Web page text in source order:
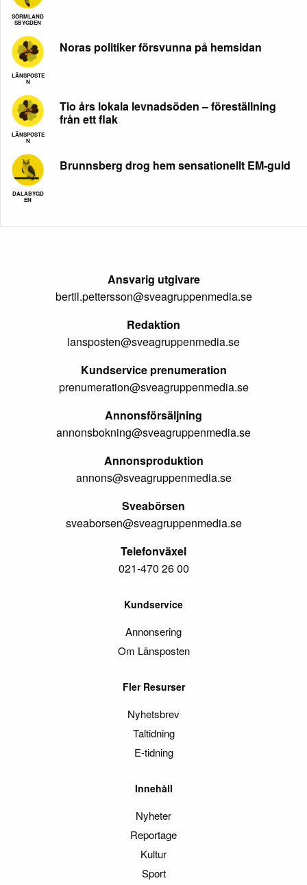
SÖRMLAND
SBYGDEN
LÄNSPOSTE
N
Noras politiker försvunna på hemsidan
LÄNSPOSTE
N
Tio års lokala levnadsöden – föreställning
från ett flak
DALABYGD
EN
Brunnsberg drog hem sensationellt EM-guld
Ansvarig utgivare
bertil.pettersson@sveagruppenmedia.se
Redaktion
lansposten@sveagruppenmedia.se
Kundservice prenumeration
prenumeration@sveagruppenmedia.se
Annonsförsäljning
annonsbokning@sveagruppenmedia.se
Annonsproduktion
annons@sveagruppenmedia.se
Sveabörsen
sveaborsen@sveagruppenmedia.se
Telefonväxel
021-470 26 00
Kundservice
Annonsering
Om Länsposten
Fler Resurser
Nyhetsbrev
Taltidning
E-tidning
Innehåll
Nyheter
Reportage
Kultur
Sport